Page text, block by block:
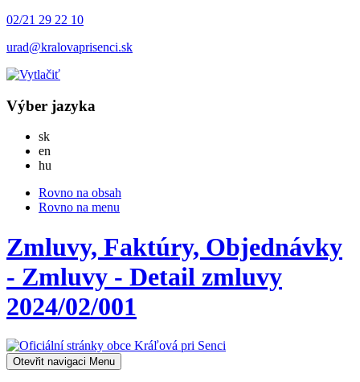
02/21 29 22 10
urad@kralovaprisenci.sk
Výber jazyka
skSlovensky
en
hu
Rovno na obsah
Rovno na menu
Zmluvy, Faktúry, Objednávky
- Zmluvy - Detail zmluvy
2024/02/001
Otevřit navigaci Menu